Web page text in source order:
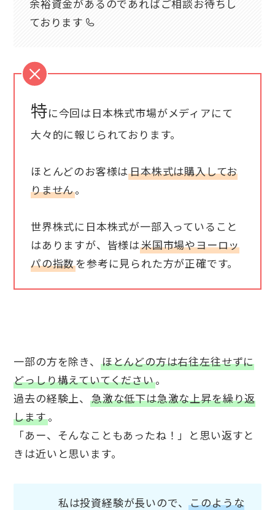
余裕資金があるのであればご相談お待ちし
ております
特に今回は日本株式市場がメディアにて
大々的に報じられております。
ほとんどのお客様は日本株式は購入してお
りません。
世界株式に日本株式が一部入っていること
はありますが、皆様は米国市場やヨーロッ
パの指数を参考に見られた方が正確です。
一部の方を除き、 ほとんどの方は右往左往せずに
どっしり構えていてください。
過去の経験上、急激な低下は急激な上昇を繰り返
します。
「あー、そんなこともあったね！」と思い返すと
きは近いと思います。
私は投資経験が長いので、このような